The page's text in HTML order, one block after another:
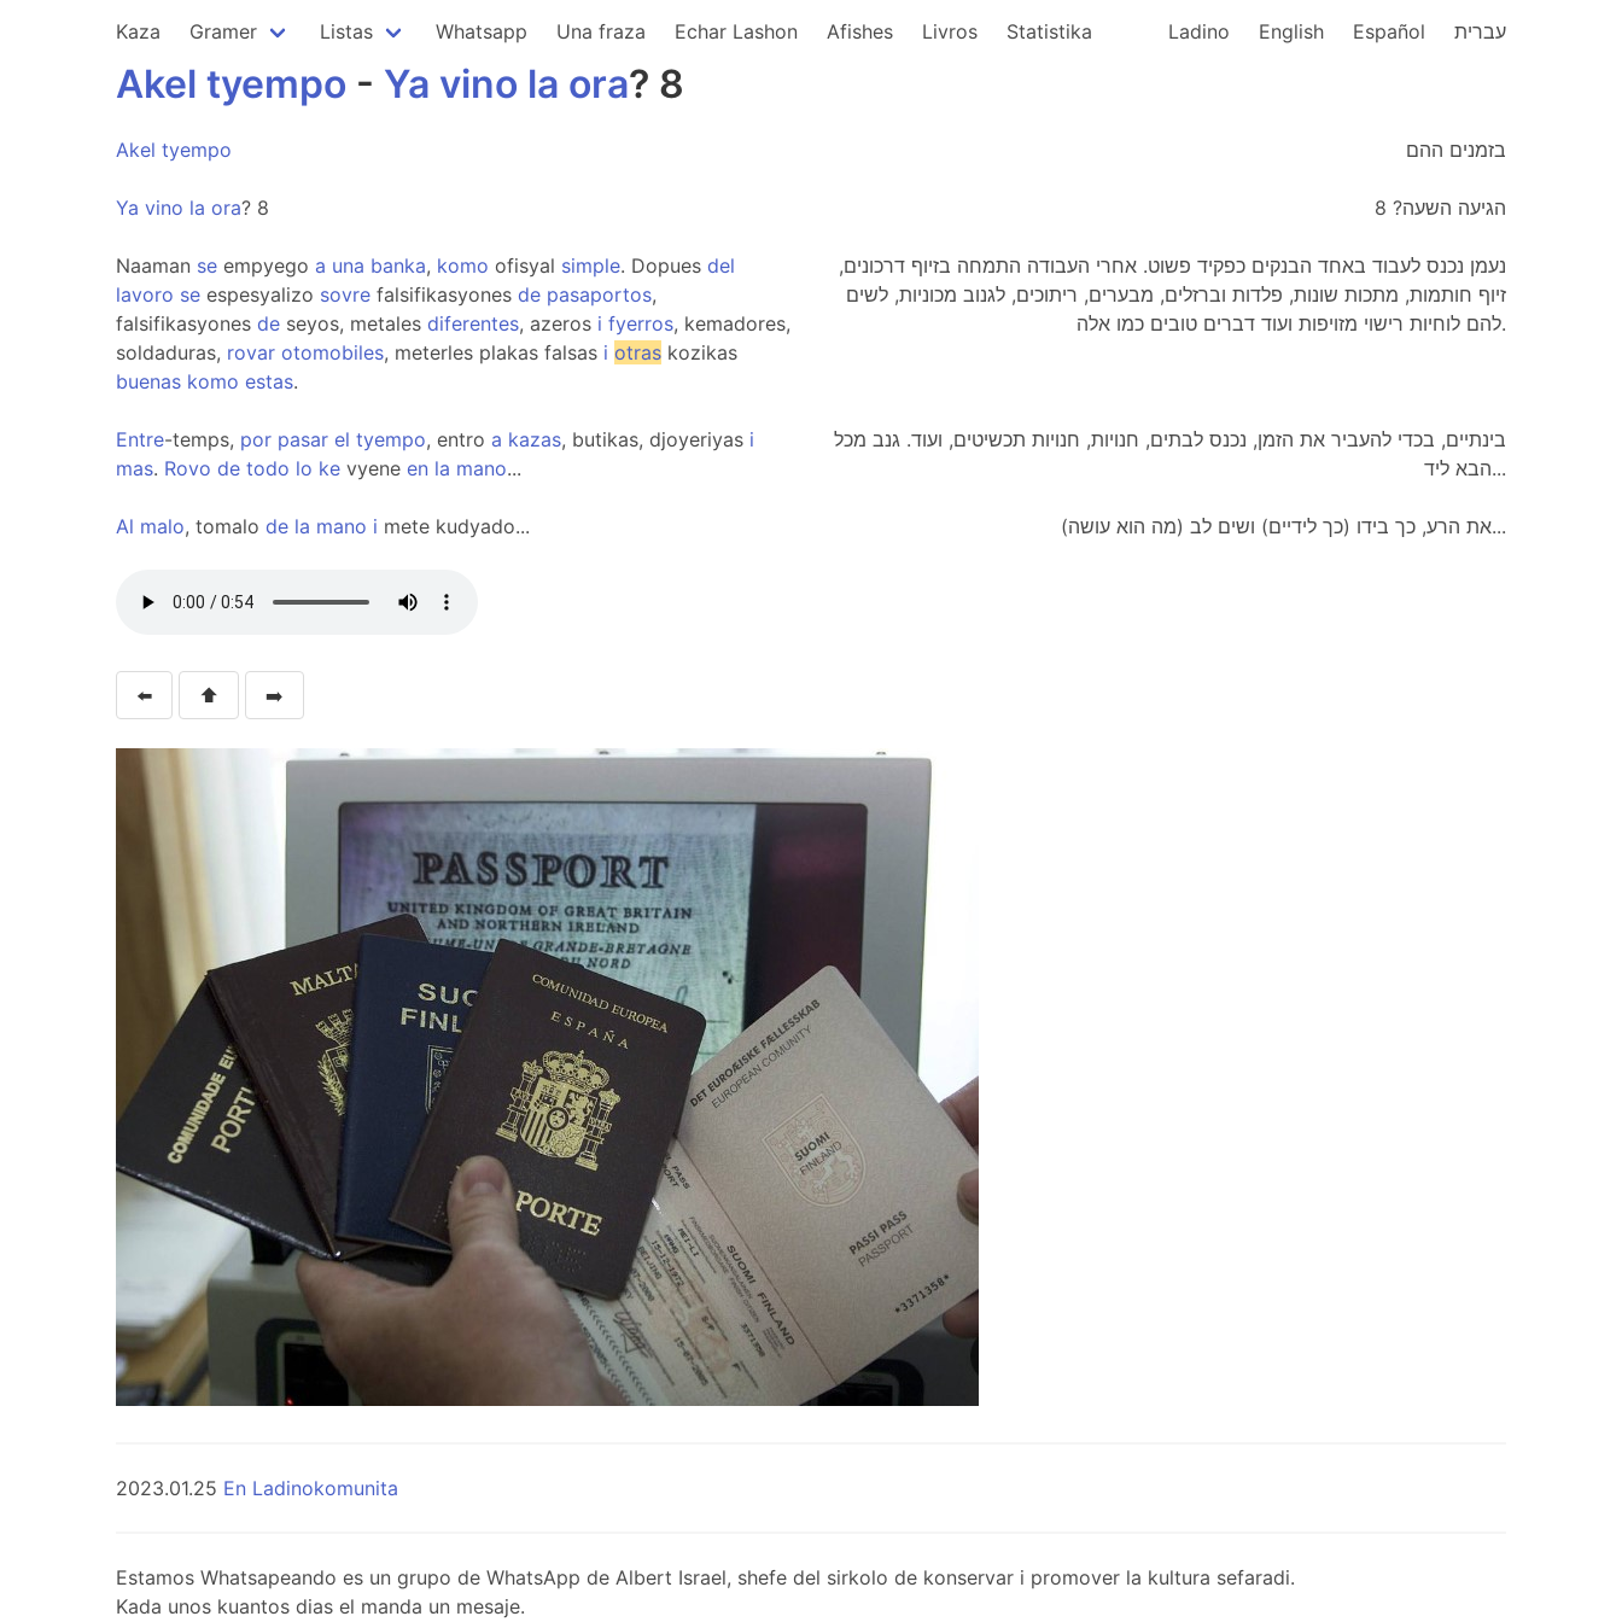
Kaza Gramer Listas Whatsapp Una fraza Echar Lashon Afishes Livros Statistika Ladino English Español עברית
Akel tyempo - Ya vino la ora? 8
Akel tyempo בזמנים ההם
Ya vino la ora? 8 הגיעה השעה? 8
Naaman se empyego a una banka, komo ofisyal simple. Dopues del
lavoro se espesyalizo sovre falsifikasyones de pasaportos,
falsifikasyones de seyos, metales diferentes, azeros i fyerros, kemadores,
soldaduras, rovar otomobiles, meterles plakas falsas i otras kozikas
buenas komo estas.
נעמן נכנס לעבוד באחד הבנקים כפקיד פשוט. אחרי העבודה התמחה בזיוף דרכונים,
זיוף חותמות, מתכות שונות, פלדות וברזלים, מבערים, ריתוכים, לגנוב מכוניות, לשים
להם לוחיות רישוי מזויפות ועוד דברים טובים כמו אלה.
Entre-temps, por pasar el tyempo, entro a kazas, butikas, djoyeriyas i
mas. Rovo de todo lo ke vyene en la mano...
בינתיים, בכדי להעביר את הזמן, נכנס לבתים, חנויות, חנויות תכשיטים, ועוד. גנב מכל
הבא ליד...
Al malo, tomalo de la mano i mete kudyado... את הרע, כך בידו (כך לידיים) ושים לב (מה הוא עושה)...
⬅️ ⬆️ ➡️
2023.01.25 En Ladinokomunita
Estamos Whatsapeando es un grupo de WhatsApp de Albert Israel, shefe del sirkolo de konservar i promover la kultura sefaradi.
Kada unos kuantos dias el manda un mesaje.